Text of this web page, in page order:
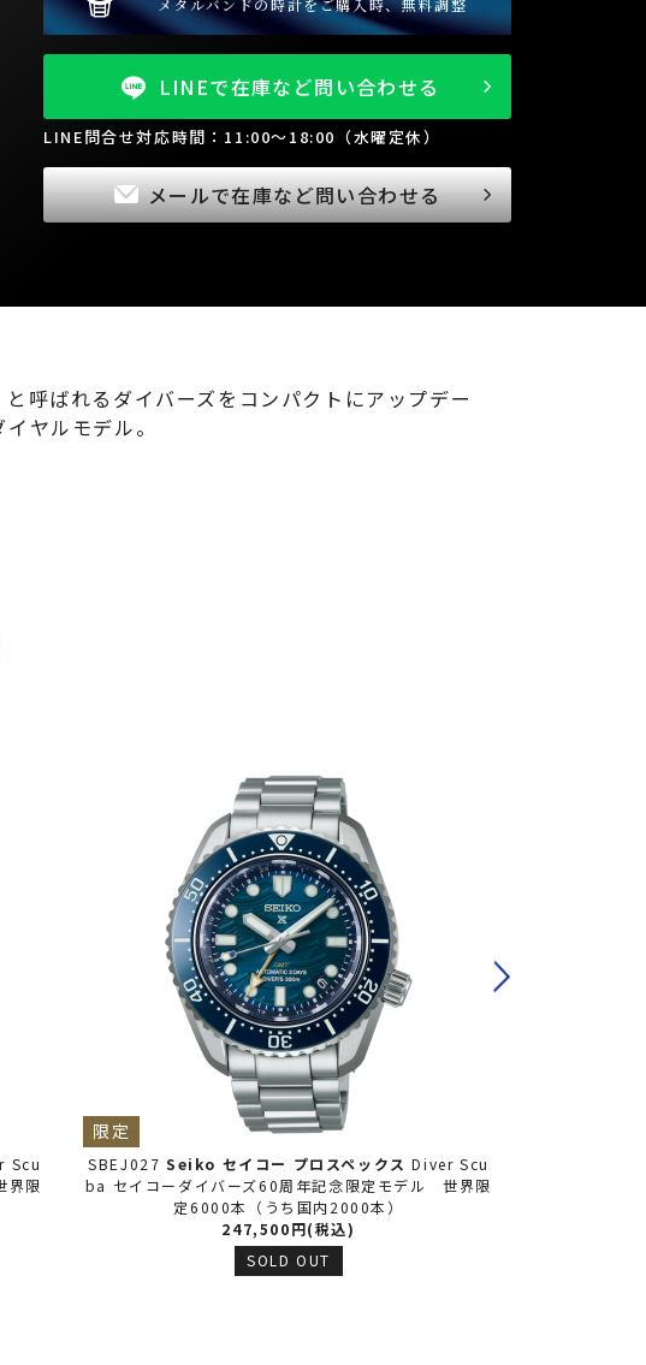
メタルバンドの時計をご購入時、無料調整
LINEで在庫など問い合わせる
LINE問合せ対応時間：11:00～18:00（水曜定休）
メールで在庫など問い合わせる
呼ばれるダイバーズをコンパクトにアップデー
ヤルモデル。
Scu
界限
SBEJ027 Seiko セイコー プロスペックスDiver Scu
ba セイコーダイバーズ60周年記念限定モデル 世界限
定6000本（うち国内2000本）
限定
247,500円(税込)
SOLD OUT